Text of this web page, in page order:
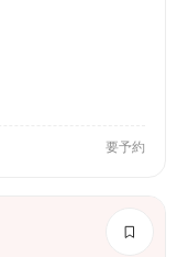
要予約